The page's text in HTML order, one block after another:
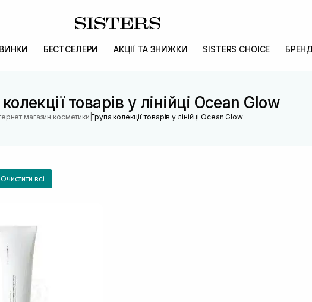
БЕСТСЕЛЕРИ АКЦІЇ ТА ЗНИЖКИ SISTERS CHOICE
товарів у лінійці Ocean Glow
магазин косметики |Група колекції товарів у лінійці Ocean Glow
Очистити всі